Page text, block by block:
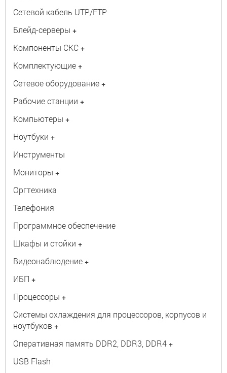
Сетевой кабель UTP/FTP
Блейд-серверы +
Компоненты СКС +
Комплектующие +
Сетевое оборудование +
Рабочие станции +
Компьютеры +
Ноутбуки +
Инструменты
Мониторы +
Оргтехника
Телефония
Программное обеспечение
Шкафы и стойки +
Видеонаблюдение +
ИБП +
Процессоры +
Системы охлаждения для процессоров, корпусов и
ноутбуков +
Оперативная память DDR2, DDR3, DDR4 +
USB Flash